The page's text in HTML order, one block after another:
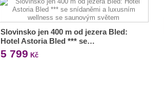
Slovinsko jen 400 m od jezera Bled:
Hotel Astoria Bled *** se…
5 799 Kč